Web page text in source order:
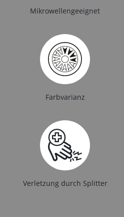
Mikrowellengeeignet
Farbvarianz
Verletzung durch Splitter